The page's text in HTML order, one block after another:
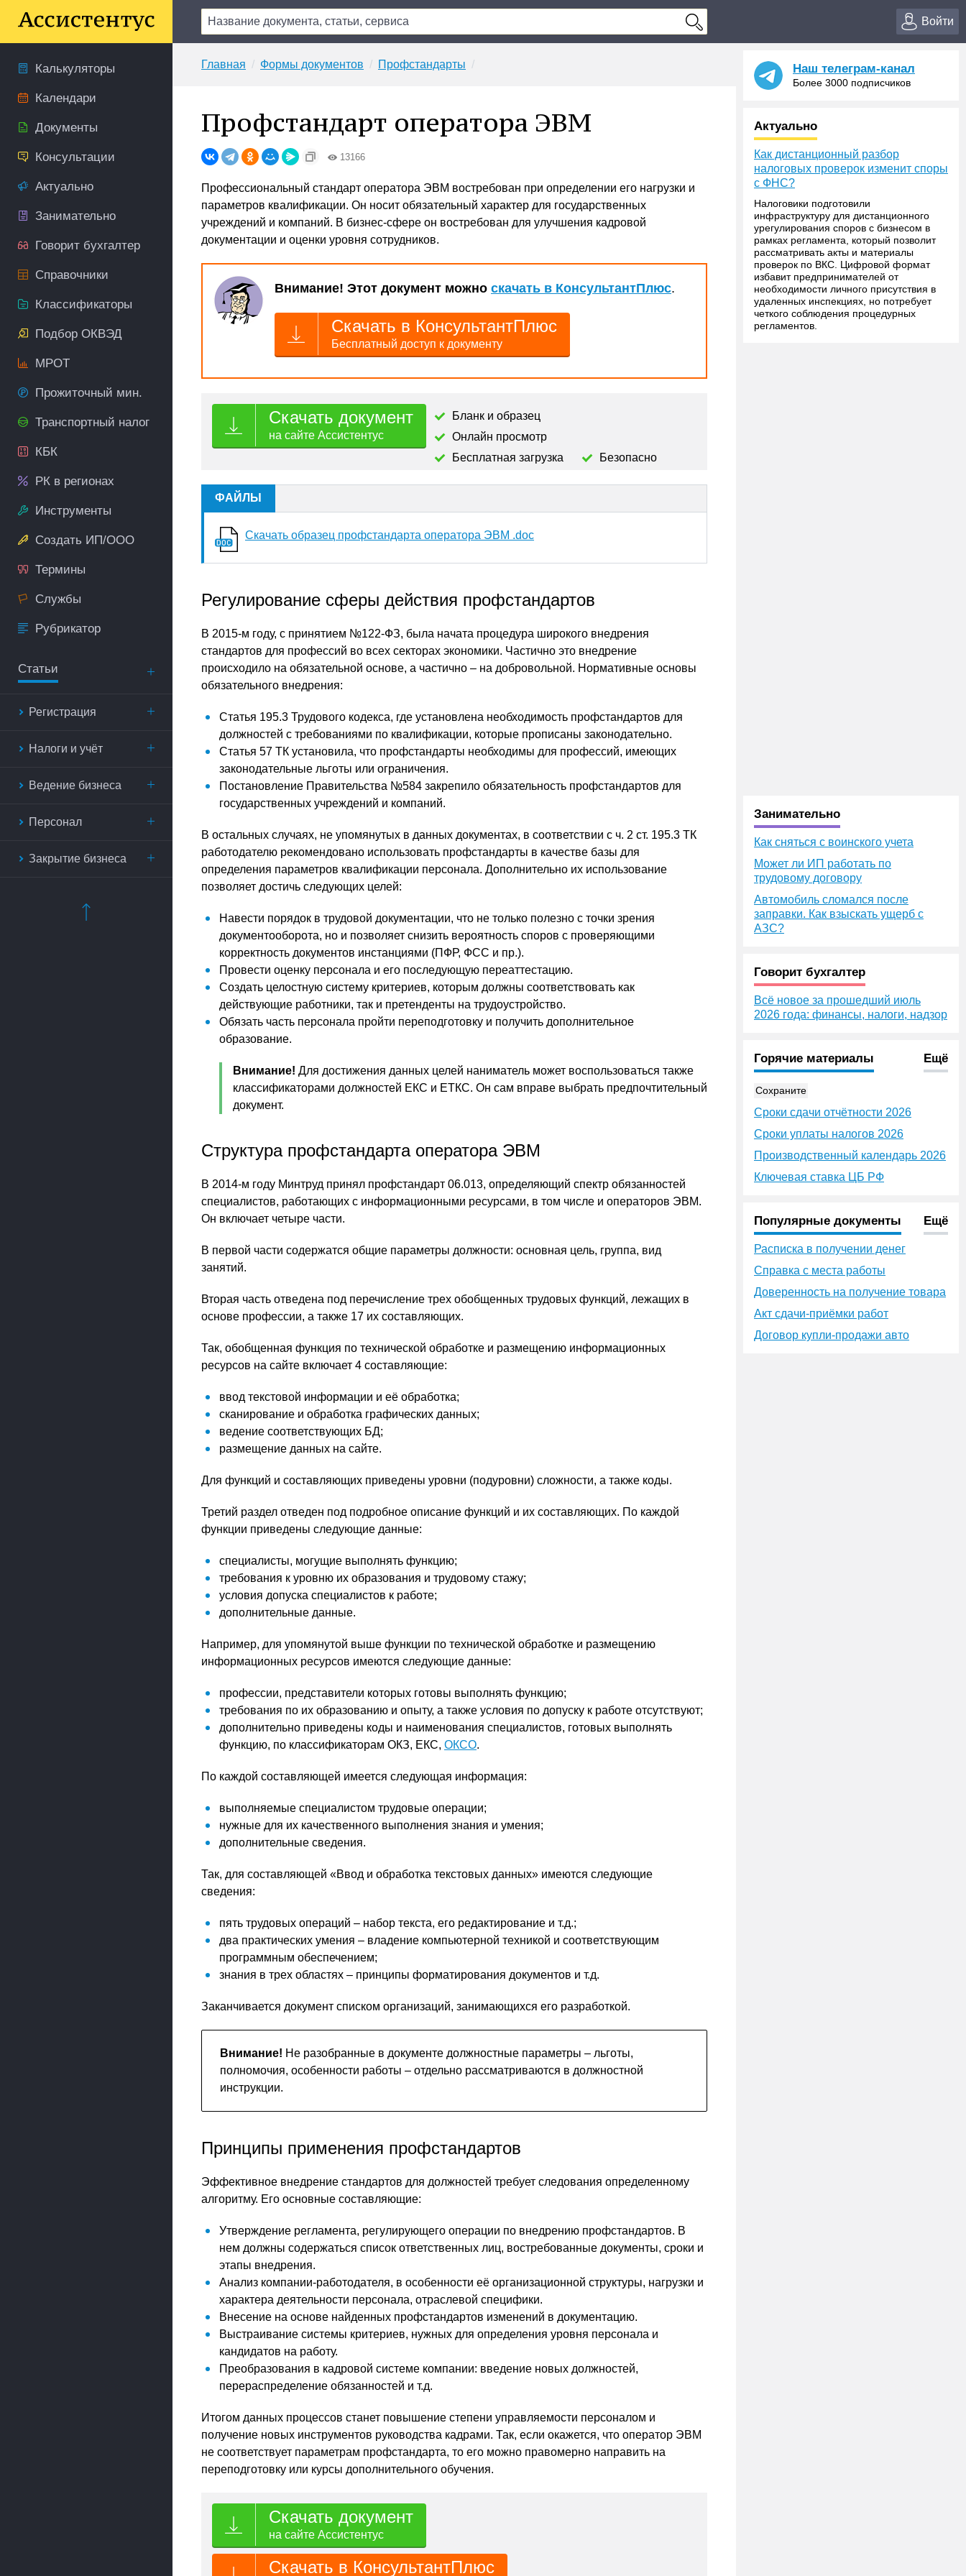
Войти
Калькуляторы
Календари
Документы
Консультации
Актуально
Занимательно
Говорит бухгалтер
Справочники
Классификаторы
Подбор ОКВЭД
МРОТ
Прожиточный мин.
Транспортный налог
КБК
РК в регионах
Инструменты
Создать ИП/ООО
Термины
Службы
Рубрикатор
Статьи
Регистрация
Налоги и учёт
Ведение бизнеса
Персонал
Закрытие бизнеса
Главная Формы документов Профстандарты
Профстандарт оператора ЭВМ
13166
Профессиональный стандарт оператора ЭВМ востребован при определении его нагрузки и
параметров квалификации. Он носит обязательный характер для государственных
учреждений и компаний. В бизнес-сфере он востребован для улучшения кадровой
документации и оценки уровня сотрудников.
Внимание! Этот документ можно скачать в КонсультантПлюс.
Скачать в КонсультантПлюс
Бесплатный доступ к документу
Скачать документ
на сайте Ассистентус
Бланк и образец
Онлайн просмотр
Бесплатная загрузка
Безопасно
ФАЙЛЫ
Скачать образец профстандарта оператора ЭВМ .doc
Регулирование сферы действия профстандартов
В 2015-м году, с принятием №122-ФЗ, была начата процедура широкого внедрения
стандартов для профессий во всех секторах экономики. Частично это внедрение
происходило на обязательной основе, а частично – на добровольной. Нормативные основы
обязательного внедрения:
Статья 195.3 Трудового кодекса, где установлена необходимость профстандартов для
должностей с требованиями по квалификации, которые прописаны законодательно.
Статья 57 ТК установила, что профстандарты необходимы для профессий, имеющих
законодательные льготы или ограничения.
Постановление Правительства №584 закрепило обязательность профстандартов для
государственных учреждений и компаний.
В остальных случаях, не упомянутых в данных документах, в соответствии с ч. 2 ст. 195.3 ТК
работодателю рекомендовано использовать профстандарты в качестве базы для
определения параметров квалификации персонала. Дополнительно их использование
позволяет достичь следующих целей:
Навести порядок в трудовой документации, что не только полезно с точки зрения
документооборота, но и позволяет снизить вероятность споров с проверяющими
корректность документов инстанциями (ПФР, ФСС и пр.).
Провести оценку персонала и его последующую переаттестацию.
Создать целостную систему критериев, которым должны соответствовать как
действующие работники, так и претенденты на трудоустройство.
Обязать часть персонала пройти переподготовку и получить дополнительное
образование.
Внимание! Для достижения данных целей наниматель может воспользоваться также
классификаторами должностей ЕКС и ЕТКС. Он сам вправе выбрать предпочтительный
документ.
Структура профстандарта оператора ЭВМ
В 2014-м году Минтруд принял профстандарт 06.013, определяющий спектр обязанностей
специалистов, работающих с информационными ресурсами, в том числе и операторов ЭВМ.
Он включает четыре части.
В первой части содержатся общие параметры должности: основная цель, группа, вид
занятий.
Вторая часть отведена под перечисление трех обобщенных трудовых функций, лежащих в
основе профессии, а также 17 их составляющих.
Так, обобщенная функция по технической обработке и размещению информационных
ресурсов на сайте включает 4 составляющие:
ввод текстовой информации и её обработка;
сканирование и обработка графических данных;
ведение соответствующих БД;
размещение данных на сайте.
Для функций и составляющих приведены уровни (подуровни) сложности, а также коды.
Третий раздел отведен под подробное описание функций и их составляющих. По каждой
функции приведены следующие данные:
специалисты, могущие выполнять функцию;
требования к уровню их образования и трудовому стажу;
условия допуска специалистов к работе;
дополнительные данные.
Например, для упомянутой выше функции по технической обработке и размещению
информационных ресурсов имеются следующие данные:
профессии, представители которых готовы выполнять функцию;
требования по их образованию и опыту, а также условия по допуску к работе отсутствуют;
дополнительно приведены коды и наименования специалистов, готовых выполнять
функцию, по классификаторам ОКЗ, ЕКС, ОКСО.
По каждой составляющей имеется следующая информация:
выполняемые специалистом трудовые операции;
нужные для их качественного выполнения знания и умения;
дополнительные сведения.
Так, для составляющей «Ввод и обработка текстовых данных» имеются следующие
сведения:
пять трудовых операций – набор текста, его редактирование и т.д.;
два практических умения – владение компьютерной техникой и соответствующим
программным обеспечением;
знания в трех областях – принципы форматирования документов и т.д.
Заканчивается документ списком организаций, занимающихся его разработкой.
Внимание! Не разобранные в документе должностные параметры – льготы,
полномочия, особенности работы – отдельно рассматриваются в должностной
инструкции.
Принципы применения профстандартов
Эффективное внедрение стандартов для должностей требует следования определенному
алгоритму. Его основные составляющие:
Утверждение регламента, регулирующего операции по внедрению профстандартов. В
нем должны содержаться список ответственных лиц, востребованные документы, сроки и
этапы внедрения.
Анализ компании-работодателя, в особенности её организационной структуры, нагрузки и
характера деятельности персонала, отраслевой специфики.
Внесение на основе найденных профстандартов изменений в документацию.
Выстраивание системы критериев, нужных для определения уровня персонала и
кандидатов на работу.
Преобразования в кадровой системе компании: введение новых должностей,
перераспределение обязанностей и т.д.
Итогом данных процессов станет повышение степени управляемости персоналом и
получение новых инструментов руководства кадрами. Так, если окажется, что оператор ЭВМ
не соответствует параметрам профстандарта, то его можно правомерно направить на
переподготовку или курсы дополнительного обучения.
Скачать документ
на сайте Ассистентус
Скачать в КонсультантПлюс
Наш телеграм-канал
Более 3000 подписчиков
Актуально
Как дистанционный разбор
налоговых проверок изменит споры
с ФНС?
Налоговики подготовили
инфраструктуру для дистанционного
урегулирования споров с бизнесом в
рамках регламента, который позволит
рассматривать акты и материалы
проверок по ВКС. Цифровой формат
избавит предпринимателей от
необходимости личного присутствия в
удаленных инспекциях, но потребует
четкого соблюдения процедурных
регламентов.
Занимательно
Как сняться с воинского учета
Может ли ИП работать по
трудовому договору
Автомобиль сломался после
заправки. Как взыскать ущерб с
АЗС?
Говорит бухгалтер
Всё новое за прошедший июль
2026 года: финансы, налоги, надзор
Горячие материалы Ещё
Сохраните
Сроки сдачи отчётности 2026
Сроки уплаты налогов 2026
Производственный календарь 2026
Ключевая ставка ЦБ РФ
Популярные документы Ещё
Расписка в получении денег
Справка с места работы
Доверенность на получение товара
Акт сдачи-приёмки работ
Договор купли-продажи авто